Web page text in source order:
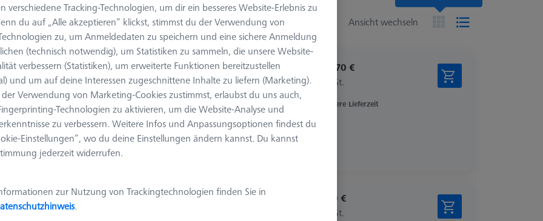
Ansicht wechseln
Ergebnisse sortieren
Empfohlen
Einfach-Halter für Einmesskugel,
ThermoFit L200
626106-9010-000
Produktart Einmesskugelhalter Länge (L)
200,0 mm
Material
ThermoFit Anwendung Taktil
1.521,70 €
zzgl. USt.
Längere Lieferzeit
RSH-Sonderhalbschale 180° für Montage
zweier Kugeln
359,10 €
zzgl. USt.
verschiedene Tracking-Technologien, um dir ein besseres Website-Erlebnis zu
du auf „Alle akzeptieren“ klickst, stimmst du der Verwendung von
zu, um Anmeldedaten zu speichern und eine sichere Anmeldung
(technisch notwendig), um Statistiken zu sammeln, die unsere Website-
verbessern (Statistiken), um erweiterte Funktionen bereitzustellen
und um auf deine Interessen zugeschnittene Inhalte zu liefern (Marketing).
Verwendung von Marketing-Cookies zustimmst, erlaubst du uns auch,
Technologien zu aktivieren, um die Website-Analyse und
zu verbessern. Weitere Infos und Anpassungsoptionen findest du
Einstellungen“, wo du deine Einstellungen ändern kannst. Du kannst
jederzeit widerrufen.
zur Nutzung von Trackingtechnologien finden Sie in
.